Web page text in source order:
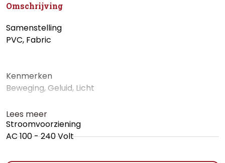
Omschrijving
Samenstelling
PVC, Fabric
Kenmerken
Beweging, Geluid, Licht
Stroomvoorziening
AC 100 - 240 Volt
Lees meer